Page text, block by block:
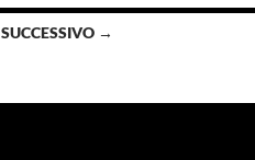
SUCCESSIVO →